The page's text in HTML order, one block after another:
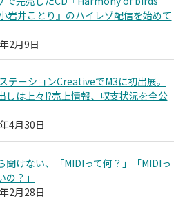
岩井ことり』のハイレゾ配信を始めて
2月9日
テーションCreativeでM3に初出展。
しは上々!?売上情報、収支状況を全公
4月30日
聞けない、「MIDIって何？」「MIDIっ
の？」
2月28日